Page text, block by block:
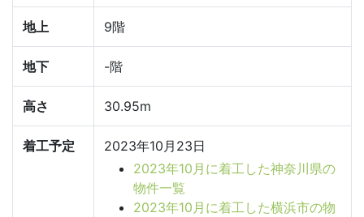
地上 9階
地下 -階
高さ 30.95m
着工予定
2023年10月23日
2023年10月に着工した神奈川県の
物件一覧
2023年10月に着工した横浜市の物